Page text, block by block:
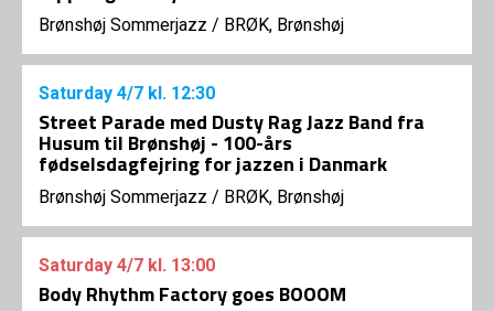
Brønshøj Sommerjazz / BRØK, Brønshøj
Saturday 4/7 kl. 12:30
Street Parade med Dusty Rag Jazz Band fra
Husum til Brønshøj - 100-års
fødselsdagfejring for jazzen i Danmark
Brønshøj Sommerjazz / BRØK, Brønshøj
Saturday 4/7 kl. 13:00
Body Rhythm Factory goes BOOOM